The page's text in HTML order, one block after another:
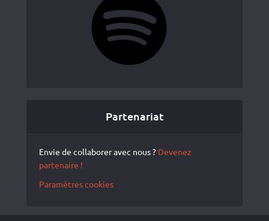
Partenariat
Envie de collaborer avec nous ? Devenez
partenaire !
Paramètres cookies